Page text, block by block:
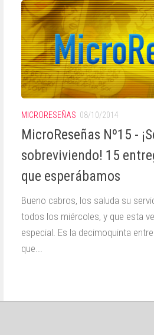
MICRORESEÑAS 08/10/2014
MicroReseñas Nº15 -
sobreviviendo! 15
que esperábamos
Bueno cabros, los saluda su
todos los miércoles, y que esta
especial. Es la decimoquinta
que...